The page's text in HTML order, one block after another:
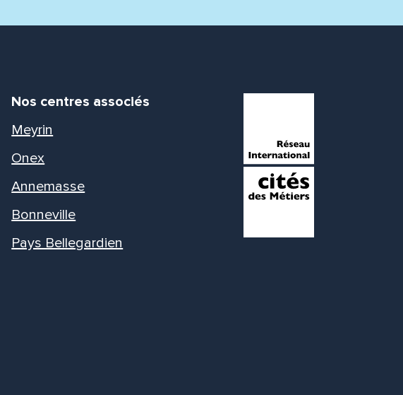
Nos centres associés
Meyrin
Onex
Annemasse
Bonneville
Pays Bellegardien